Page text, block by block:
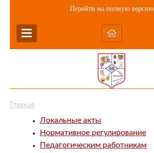
Перейти на полную версию
Главная
Локальные акты
Нормативное регулирование
Педагогическим работникам